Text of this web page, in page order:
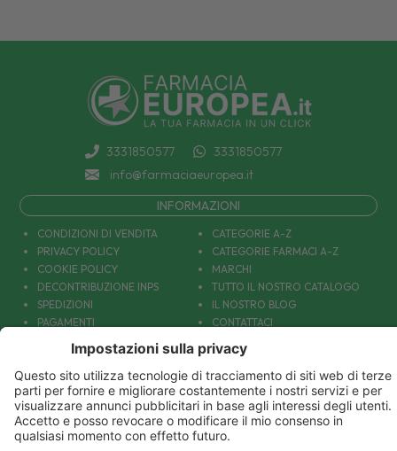
3331850577
3331850577
info@farmaciaeuropea.it
INFORMAZIONI
CONDIZIONI DI VENDITA
PRIVACY POLICY
COOKIE POLICY
DECONTRIBUZIONE INPS
SPEDIZIONI
PAGAMENTI
PATOLOGIE: CAUSE E RIMEDI
CATEGORIE A-Z
CATEGORIE FARMACI A-Z
MARCHI
TUTTO IL NOSTRO CATALOGO
IL NOSTRO BLOG
CONTATTACI
DIVENTIAMO AMICI!
Parafarmacia Europea Srl - Via Petraro 380- 80050 Santa Maria la Carità (NA) - P.IVA